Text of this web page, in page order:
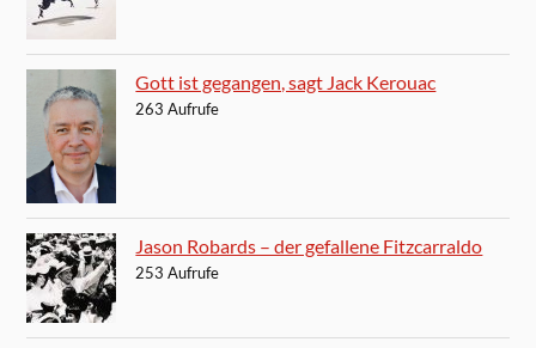
Gott ist gegangen, sagt Jack Kerouac
263 Aufrufe
Jason Robards – der gefallene Fitzcarraldo
253 Aufrufe